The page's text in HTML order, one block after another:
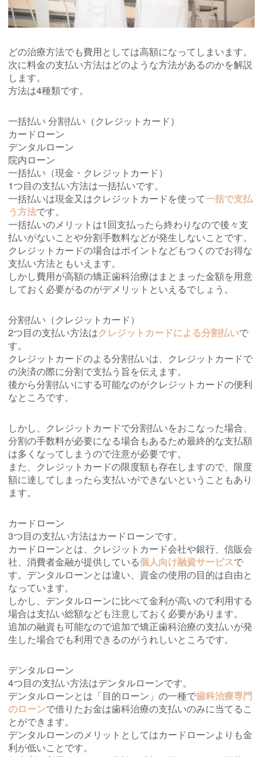
どの治療方法でも費用としては高額になってしまいます。
次に料金の支払い方法はどのような方法があるのかを解説
します。
方法は4種類です。
一括払い 分割払い（クレジットカード）
カードローン
デンタルローン
院内ローン
一括払い（現金・クレジットカード）
1つ目の支払い方法は一括払いです。
一括払いは現金又はクレジットカードを使って一括で支払
う方法です。
一括払いのメリットは1回支払ったら終わりなので後々支
払いがないことや分割手数料などが発生しないことです。
クレジットカードの場合はポイントなどもつくのでお得な
支払い方法ともいえます。
しかし費用が高額の矯正歯科治療はまとまった金額を用意
しておく必要がるのがデメリットといえるでしょう。
分割払い（クレジットカード）
2つ目の支払い方法はクレジットカードによる分割払いで
す。
クレジットカードのよる分割払いは、クレジットカードで
の決済の際に分割で支払う旨を伝えます。
後から分割払いにする可能なのがクレジットカードの便利
なところです。
しかし、クレジットカードで分割払いをおこなった場合、
分割の手数料が必要になる場合もあるため最終的な支払額
は多くなってしまうので注意が必要です。
また、クレジットカードの限度額も存在しますので、限度
額に達してしまったら支払いができないということもあり
ます。
カードローン
3つ目の支払い方法はカードローンです。
カードローンとは、クレジットカード会社や銀行、信販会
社、消費者金融が提供している個人向け融資サービスで
す。デンタルローンとは違い、資金の使用の目的は自由と
なっています。
しかし、デンタルローンに比べて金利が高いので利用する
場合は支払い総額なども注意しておく必要があります。
追加の融資も可能なので追加で矯正歯科治療の支払いが発
生した場合でも利用できるのがうれしいところです。
デンタルローン
4つ目の支払い方法はデンタルローンです。
デンタルローンとは「目的ローン」の一種で歯科治療専門
のローンで借りたお金は歯科治療の支払いのみに当てるこ
とができます。
デンタルローンのメリットとしてはカードローンよりも金
利が低いことです。